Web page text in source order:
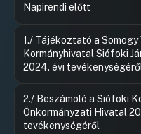
Napirendi előtt
1./ Tájékoztató a Somogy
Kormányhivatal Siófoki
2024. évi
2./ Beszámoló a Siófoki
Önkormányzati Hivatal
tevékenységéről